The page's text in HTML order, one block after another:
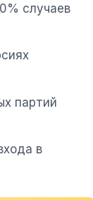
случаев
партий
в